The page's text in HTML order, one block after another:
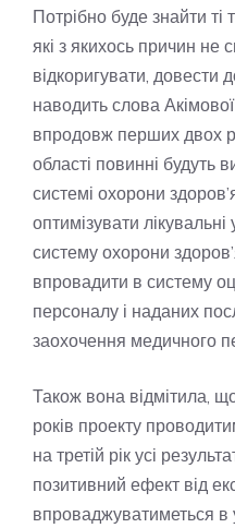
Потрібно буде знайти ті
які з якихось причин не
відкоригувати, довести
наводить слова
впродовж перших двох
області повинні будуть
системі охорони
оптимізувати
систему охорони
впровадити в систему
персоналу і наданих
заохочення медичного
Також вона відмітила,
років проекту
на третій рік усі
позитивний ефект від
впроваджуватиметься в